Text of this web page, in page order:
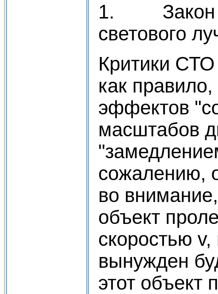
1. Закон
светового
Критики
как
эффектов
масштабов
сожалению,
во
объект
скоростью
вынужден
этот объект